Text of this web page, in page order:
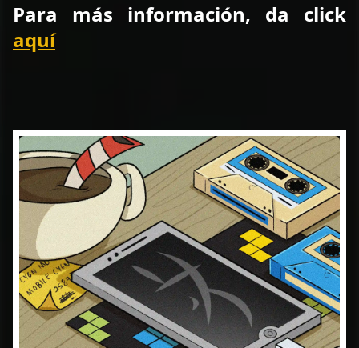
Para más información, da click
aquí